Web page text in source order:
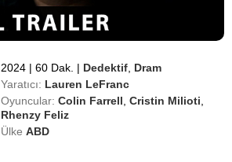
2024 | 60 Dak. | Dedektif Dram
Yaratıcı: Lauren LeFranc
Oyuncular: Colin Farrell ,Cristin Milioti
Rhenzy Feliz
Ülke ABD